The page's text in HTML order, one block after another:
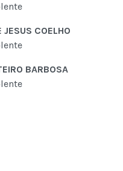
JESUS COELHO
BARBOSA